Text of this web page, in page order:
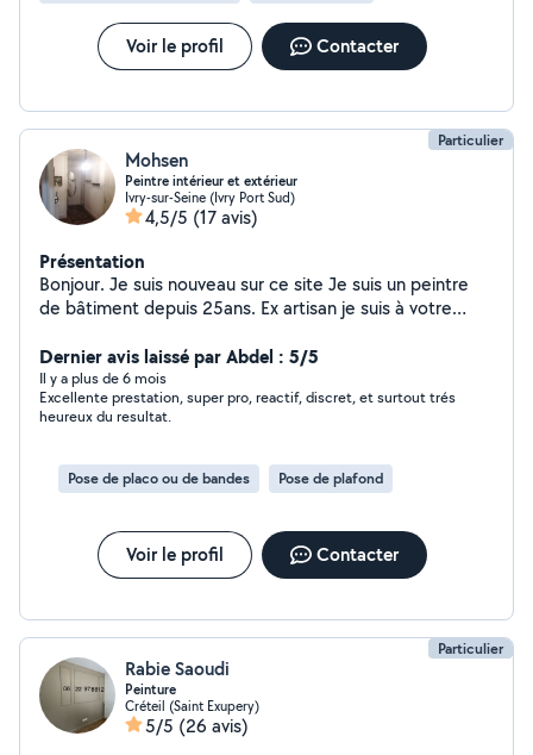
Voir le profil Contacter
Particulier
Mohsen
Peintre intérieur et extérieur
Ivry-sur-Seine (Ivry Port Sud)
4,5/5 (17 avis)
Présentation
Bonjour. Je suis nouveau sur ce site Je suis un peintre
de bâtiment depuis 25ans. Ex artisan je suis à votre
Dernier avis laissé par Abdel : 5/5
Il y a plus de 6 mois
Excellente prestation, super pro, reactif, discret, et surtout trés
heureux du resultat.
Pose de placo ou de bandes Pose de plafond
Voir le profil Contacter
Particulier
Rabie Saoudi
Peinture
Créteil (Saint Exupery)
5/5 (26 avis)